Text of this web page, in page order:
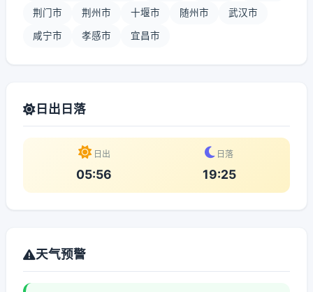
荆门市 荆州市 十堰市 随州市 武汉市
咸宁市 孝感市 宜昌市
日出日落
日出
05:56
日落
19:25
天气预警